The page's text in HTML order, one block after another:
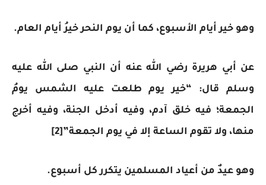
وهو خير أيام الأسبوع، كما أن يوم النحر خيرُ أيام العام.
عن أبي هريرة رضي الله عنه أن النبي صلى الله عليه
وسلم قال: “خير يوم طلعت عليه الشمس يومُ
الجمعة؛ فيه خلق آدم، وفيه أدخل الجنة، وفيه أخرج
منها، ولا تقوم الساعة إلا في يوم الجمعة”[2]
وهو عيدٌ من أعياد المسلمين يتكرر كل أسبوع.